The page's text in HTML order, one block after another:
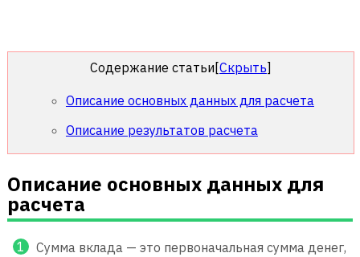
Содержание статьи [Скрыть]
Описание основных данных для расчета
Описание результатов расчета
Описание основных данных для
расчета
Сумма вклада — это первоначальная сумма денег,